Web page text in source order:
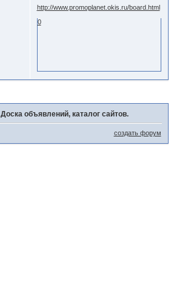
http://www.promoplanet.okis.ru/board.html
0
Доска объявлений, каталог сайтов.
создать форум